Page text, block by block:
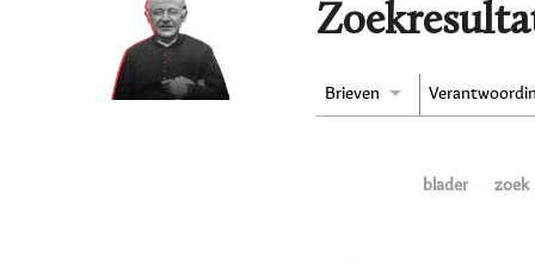
Brieven
blader zoek